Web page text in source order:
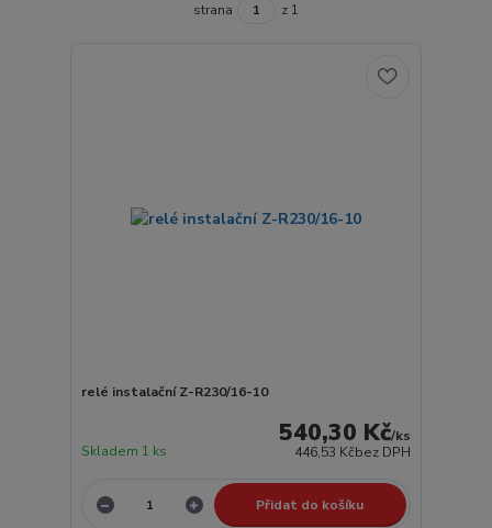
strana z 1
relé instalační Z-R230/16-10
540,30 Kč/ks
446,53 Kčbez DPH
Skladem 1 ks
Přidat do košíku